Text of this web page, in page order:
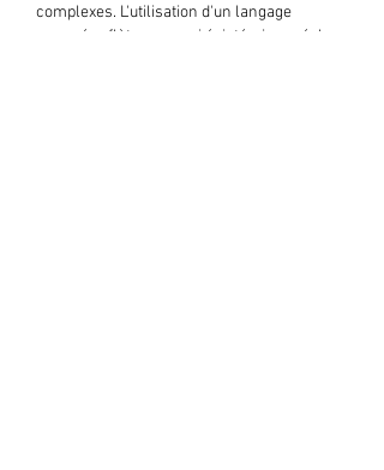
complexes. L'utilisation d'un langage
nuancé reflète un souci épistémique réel.